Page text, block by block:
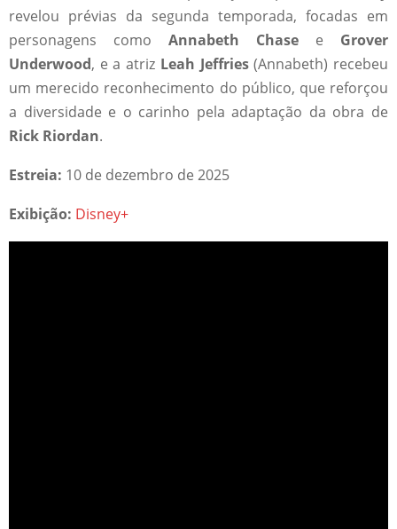
revelou prévias da segunda temporada, focadas em
personagens como Annabeth Chase e Grover
Underwood, e a atriz Leah Jeffries(Annabeth) recebeu
um merecido reconhecimento do público, que reforçou
a diversidade e o carinho pela adaptação da obra de
Rick Riordan.
Estreia: 10 de dezembro de 2025
Exibição: Disney+